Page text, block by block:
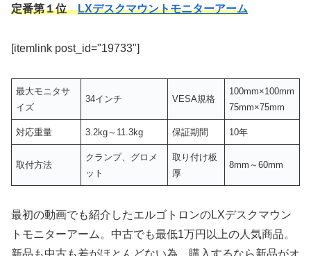
定番第１位LXデスクマウントモニターアーム
[itemlink post_id="19733"]
最大モニタサ
イズ
34インチ VESA規格
100mm×100mm
75mm×75mm
対応重量 3.2kg～11.3kg 保証期間 10年
取付方法
クランプ、グロメ
ット
取り付け板
厚
8mm～60mm
最初の動画でも紹介したエルゴトロンのLXデスクマウン
トモニターアーム。中古でも最低1万円以上の人気商品。